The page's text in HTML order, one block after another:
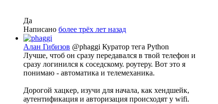
Да
Написано более трёх лет назад
Алан Гибизов @phaggi Куратор тега Python
Лучше, чтоб он сразу передавался в твой телефон и
сразу логинился к соседскому. роутеру. Вот это я
понимаю - автоматика и телемеханика.
Дорогой хацкер, изучи для начала, как хендшейк,
аутентификация и авторизация происходят у wifi.